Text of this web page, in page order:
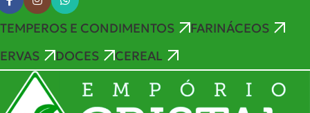
TEMPEROS E CONDIMENTOS
FARINÁCEOS
ERVAS
DOCES CEREAL